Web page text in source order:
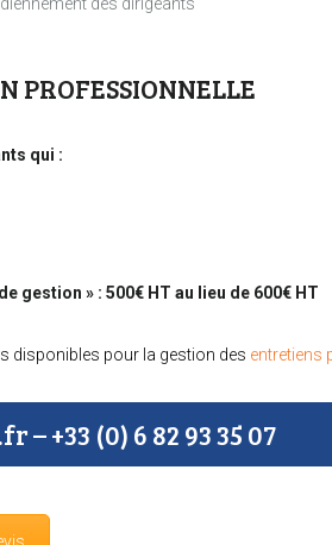
des dirigeants
PROFESSIONNELLE
qui :
» : 500€ HT au lieu de 600€ HT
disponibles pour la gestion des entretiens
+33 (0) 6 82 93 35 07